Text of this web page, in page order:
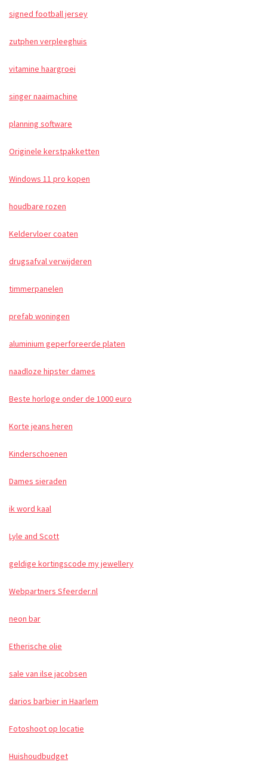
signed football jersey
zutphen verpleeghuis
vitamine haargroei
singer naaimachine
planning software
Originele kerstpakketten
Windows 11 pro kopen
houdbare rozen
Keldervloer coaten
drugsafval verwijderen
timmerpanelen
prefab woningen
aluminium geperforeerde platen
naadloze hipster dames
Beste horloge onder de 1000 euro
Korte jeans heren
Kinderschoenen
Dames sieraden
ik word kaal
Lyle and Scott
geldige kortingscode my jewellery
Webpartners Sfeerder.nl
neon bar
Etherische olie
sale van ilse jacobsen
darios barbier in Haarlem
Fotoshoot op locatie
Huishoudbudget